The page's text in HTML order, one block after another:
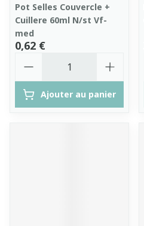
Pot Selles Couvercle +
Cuillere 60ml N/st Vf-
med
0,62 €
Ajouter au panier